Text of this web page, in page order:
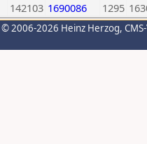
142103 1690086 1295
© 2006-2026 Heinz Herzog,